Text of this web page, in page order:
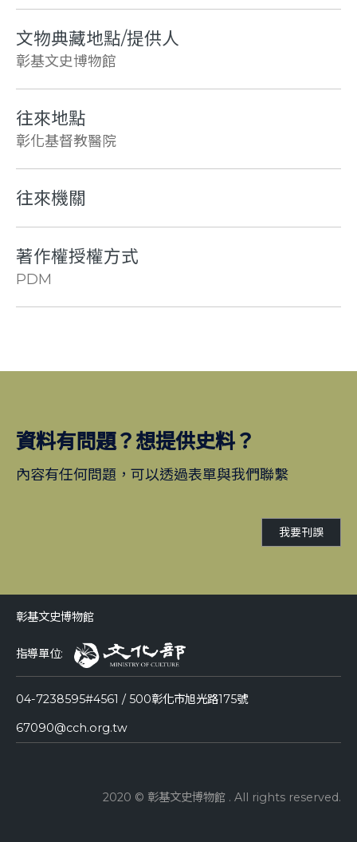
文物典藏地點/提供人
彰基文史博物館
往來地點
彰化基督教醫院
往來機關
著作權授權方式
PDM
資料有問題？想提供史料？
內容有任何問題，可以透過表單與我們聯繫
我要刊誤
彰基文史博物館
指導單位:
04-7238595#4561 / 500彰化市旭光路175號
67090@cch.org.tw
2020 © 彰基文史博物館 . All rights reserved.